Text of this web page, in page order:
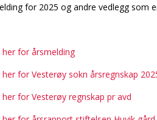
for 2025 og andre vedlegg som
her for årsmelding
her for Vesterøy sokn årsregnskap
her for Vesterøy regnskap pr avd